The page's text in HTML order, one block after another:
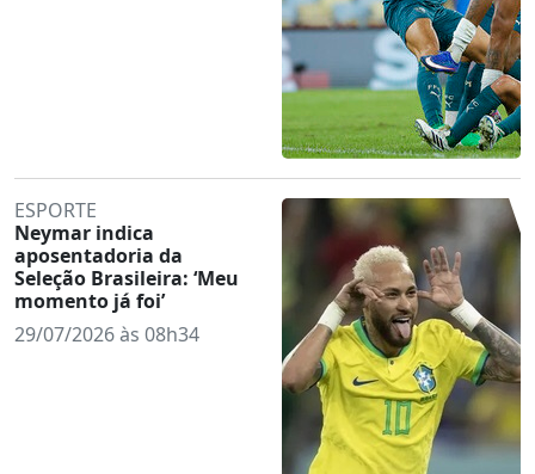
ESPORTE
Neymar indica
aposentadoria da
Seleção Brasileira: ‘Meu
momento já foi’
29/07/2026 às 08h34